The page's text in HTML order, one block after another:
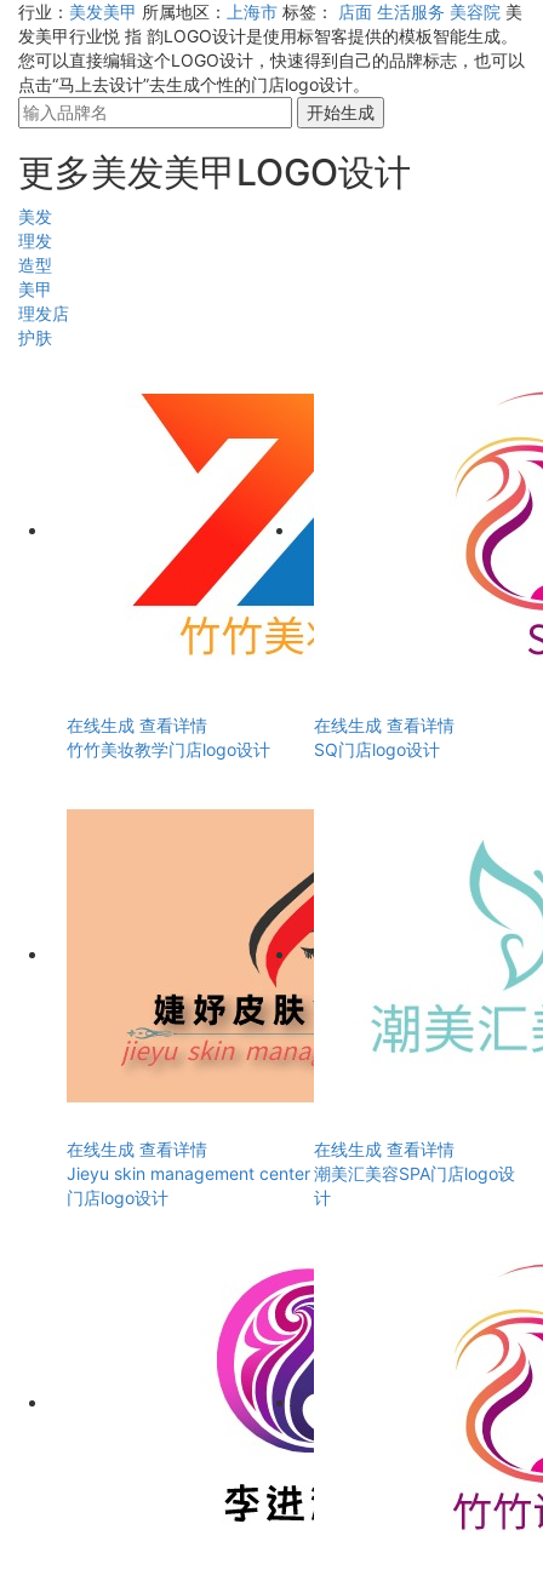
行业： 美发美甲 所属地区： 上海市 标签： 店面 生活服务 美容院 美
发美甲行业悦 指 韵LOGO设计是使用标智客提供的模板智能生成。
您可以直接编辑这个LOGO设计，快速得到自己的品牌标志，也可以
点击“马上去设计”去生成个性的门店logo设计。
开始生成
更多美发美甲LOGO设计
美发
理发
造型
美甲
理发店
护肤
在线生成 查看详情
竹竹美妆教学门店logo设计
在线生成 查看详情
SQ门店logo设计
在线生成 查看详情
Jieyu skin management center
门店logo设计
在线生成 查看详情
潮美汇美容SPA门店logo设
计